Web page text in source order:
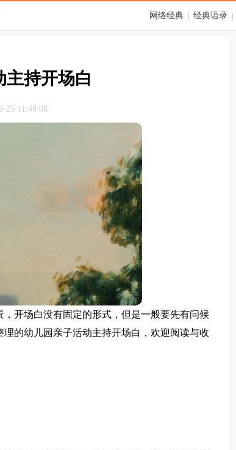
网络经典 经典语录
主持开场白
25 11:48:08
开场白没有固定的形式，但是一般要先有问候
的幼儿园亲子活动主持开场白，欢迎阅读与收